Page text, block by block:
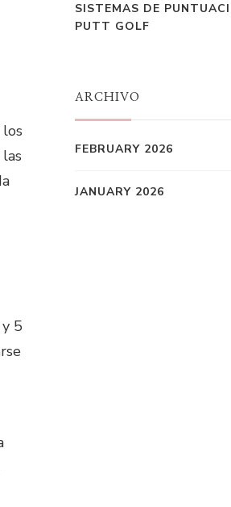
5
SISTEMAS DE
PUTT GOLF
ARCHIVO
FEBRUARY 2026
JANUARY 2026